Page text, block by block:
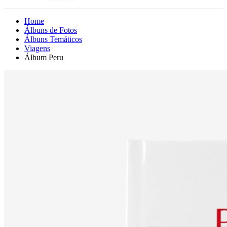
Home
Álbuns de Fotos
Álbuns Temáticos
Viagens
Álbum Peru